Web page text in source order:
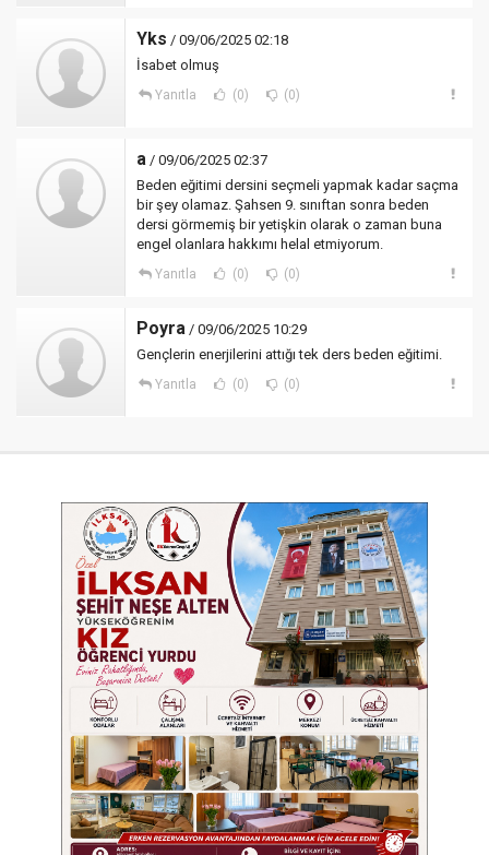
Yks / 09/06/2025 02:18
İsabet olmuş
Yanıtla (0) (0)
a / 09/06/2025 02:37
Beden eğitimi dersini seçmeli yapmak kadar saçma
bir şey olamaz. Şahsen 9. sınıftan sonra beden
dersi görmemiş bir yetişkin olarak o zaman buna
engel olanlara hakkımı helal etmiyorum.
Yanıtla (0) (0)
Poyra / 09/06/2025 10:29
Gençlerin enerjilerini attığı tek ders beden eğitimi.
Yanıtla (0) (0)